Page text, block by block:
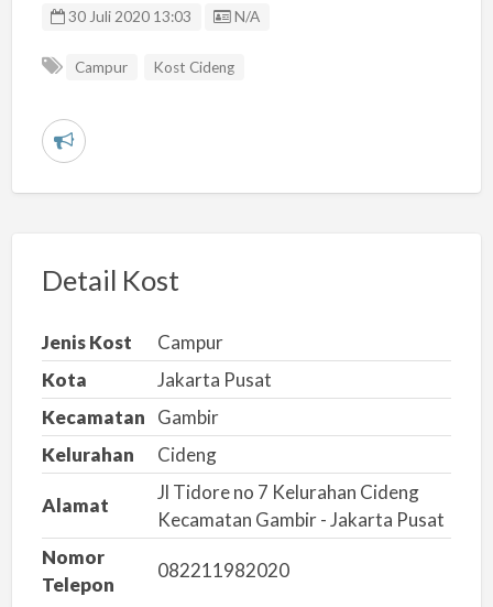
30 Juli 2020 13:03 Listing ID
N/A
Campur Kost Cideng
L
r
n
m
a
s
a
l
a
h
Detail Kost
Jenis Kost
Campur
Kota
Jakarta Pusat
Kecamatan
Gambir
Kelurahan
Cideng
Alamat
Jl Tidore no 7 Kelurahan Cideng
Kecamatan Gambir - Jakarta Pusat
Nomor
Telepon
082211982020